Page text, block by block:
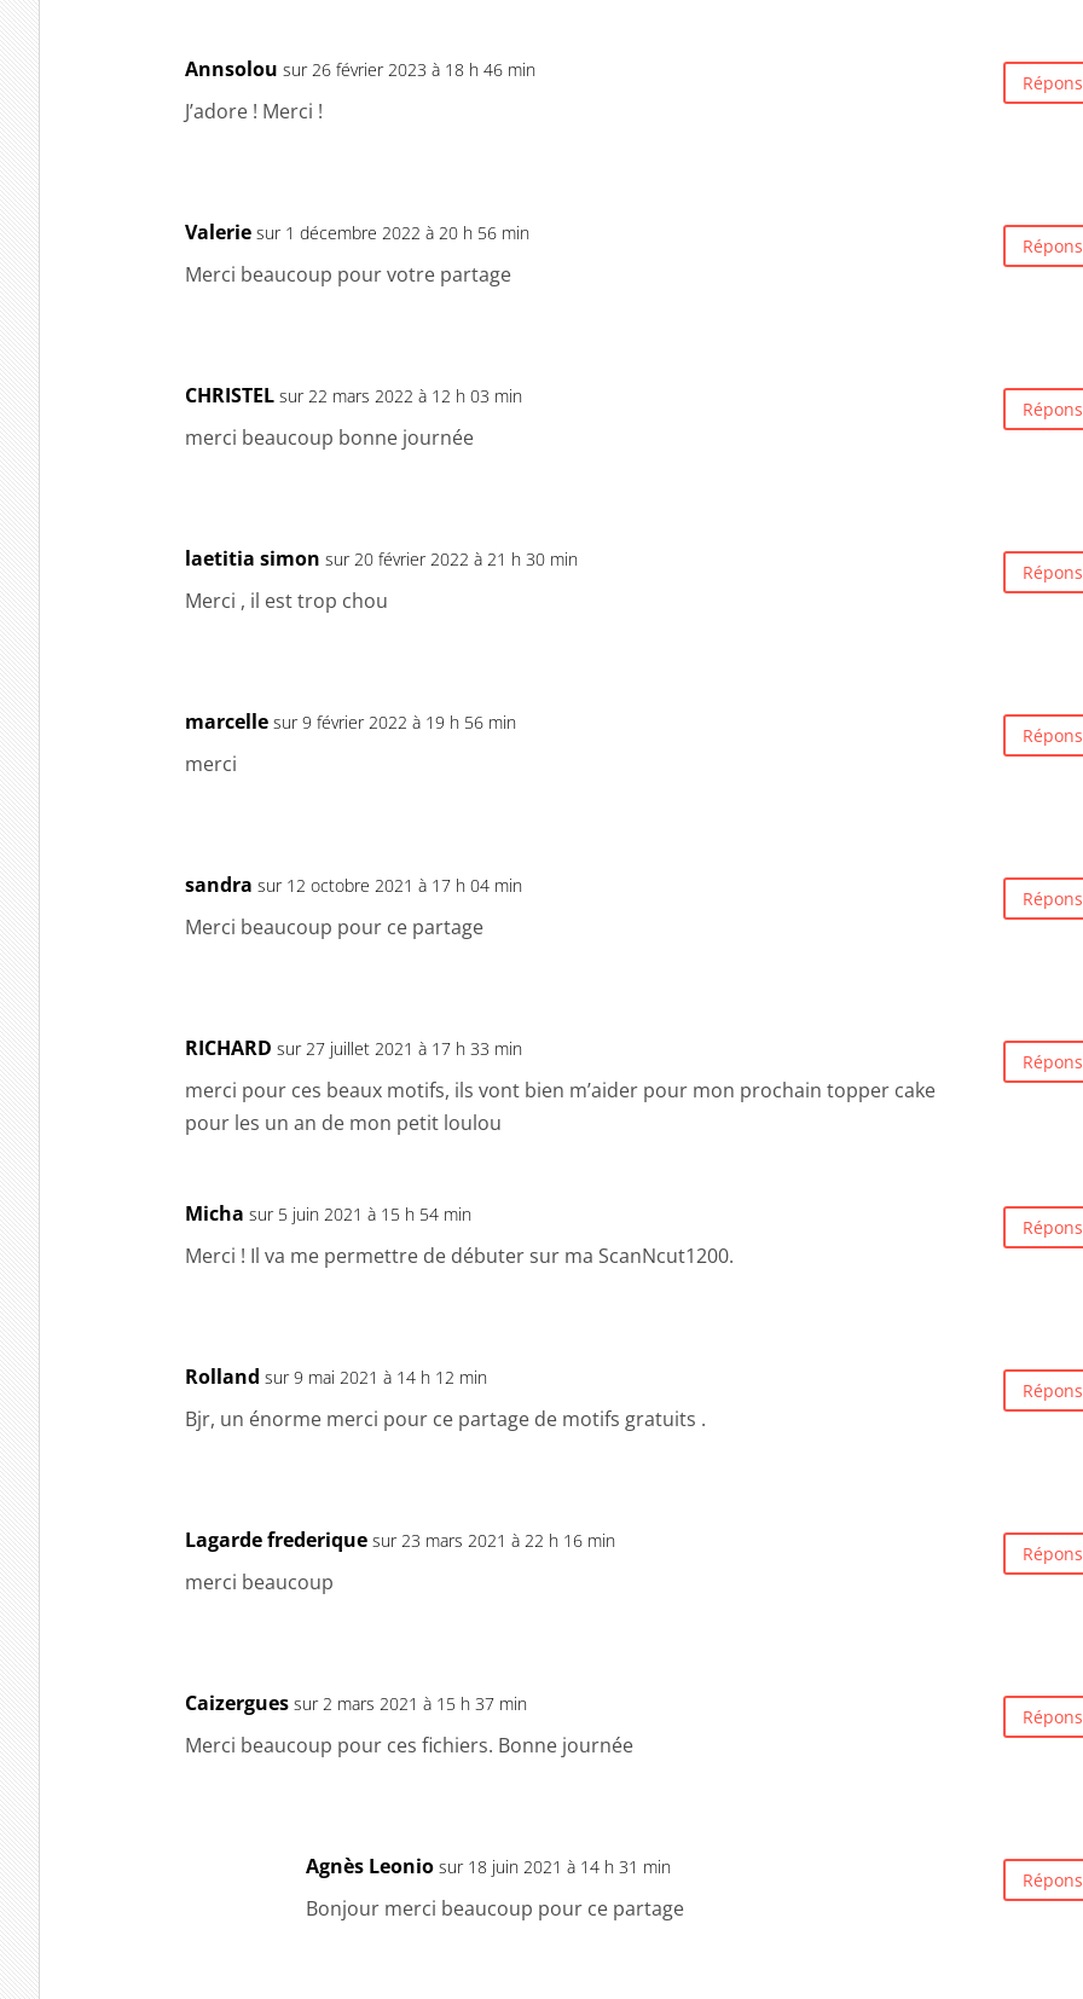
Annsolou sur 26 février 2023 à 18 h 46 min
J’adore ! Merci !
Valerie sur 1 décembre 2022 à 20 h 56 min
Merci beaucoup pour votre partage
CHRISTEL sur 22 mars 2022 à 12 h 03 min
merci beaucoup bonne journée
laetitia simon sur 20 février 2022 à 21 h 30 min
Merci , il est trop chou
marcelle sur 9 février 2022 à 19 h 56 min
merci
sandra sur 12 octobre 2021 à 17 h 04 min
Merci beaucoup pour ce partage
RICHARD sur 27 juillet 2021 à 17 h 33 min
merci pour ces beaux motifs, ils vont bien m’aider pour mon prochain topper cake
pour les un an de mon petit loulou
Micha sur 5 juin 2021 à 15 h 54 min
Merci ! Il va me permettre de débuter sur ma ScanNcut1200.
Rolland sur 9 mai 2021 à 14 h 12 min
Bjr, un énorme merci pour ce partage de motifs gratuits .
Lagarde frederique sur 23 mars 2021 à 22 h 16 min
merci beaucoup
Caizergues sur 2 mars 2021 à 15 h 37 min
Merci beaucoup pour ces fichiers. Bonne journée
Agnès Leonio sur 18 juin 2021 à 14 h 31 min
Bonjour merci beaucoup pour ce partage